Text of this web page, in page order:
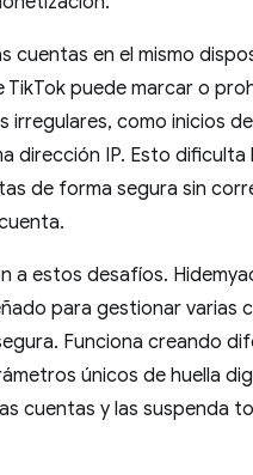
cuentas en el mismo
puede marcar o
como inicios
dirección IP. Esto dificulta
de forma segura sin
a estos desafíos.
para gestionar varias
Funciona creando
únicos de huella
cuentas y las suspenda